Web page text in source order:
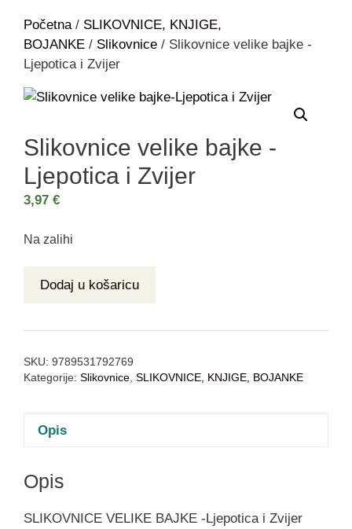
Početna/ SLIKOVNICE, KNJIGE,
BOJANKE / Slikovnice / Slikovnice velike bajke -
Ljepotica i Zvijer
Slikovnice velike bajke -
Ljepotica i Zvijer
3,97 €
Na zalihi
Dodaj u košaricu
SKU: 9789531792769
Kategorije: Slikovnice, SLIKOVNICE, KNJIGE, BOJANKE
Opis
Opis
SLIKOVNICE VELIKE BAJKE -Ljepotica i Zvijer